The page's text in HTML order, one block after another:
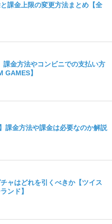
課金上限の変更方法まとめ【全
課金方法やコンビニでの支払い方
GAMES】
課金方法や課金は必要なのか解説
チャはどれを引くべきか【ツイス
ンド】